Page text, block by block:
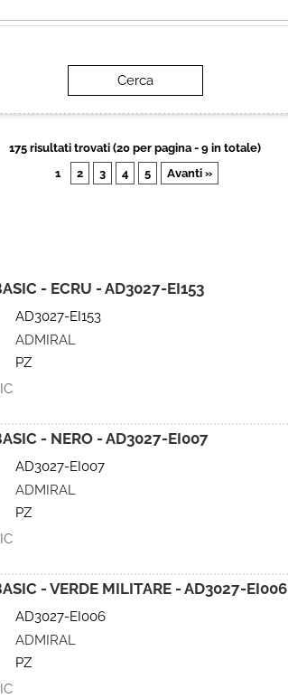
175 risultati trovati (20 per pagina - 9 in totale)
1
2 3 4 5 Avanti »
- ECRU - AD3027-EI153
AD3027-EI153
ADMIRAL
PZ
- NERO - AD3027-EI007
AD3027-EI007
ADMIRAL
PZ
- VERDE MILITARE - AD3027-EI006
AD3027-EI006
ADMIRAL
PZ